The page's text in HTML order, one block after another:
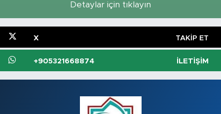
Detaylar için tıklayın
X TAKIP ET
+905321668874 İLETIŞIM